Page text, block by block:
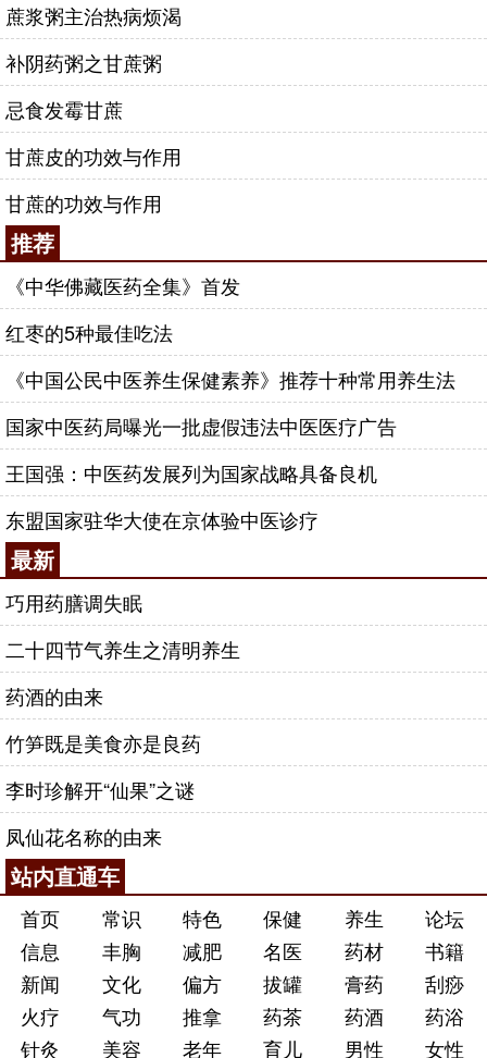
蔗浆粥主治热病烦渴
补阴药粥之甘蔗粥
忌食发霉甘蔗
甘蔗皮的功效与作用
甘蔗的功效与作用
推荐
《中华佛藏医药全集》首发
红枣的5种最佳吃法
《中国公民中医养生保健素养》推荐十种常用养生法
国家中医药局曝光一批虚假违法中医医疗广告
王国强：中医药发展列为国家战略具备良机
东盟国家驻华大使在京体验中医诊疗
最新
巧用药膳调失眠
二十四节气养生之清明养生
药酒的由来
竹笋既是美食亦是良药
李时珍解开“仙果”之谜
凤仙花名称的由来
站内直通车
首页 常识 特色 保健 养生
论坛
信息
丰胸 减肥 名医 药材
书籍
新闻
文化 偏方 拔罐 膏药
刮痧
火疗
气功 推拿 药茶 药酒
药浴
针灸
美容 老年 育儿 男性 女性